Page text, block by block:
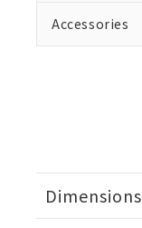
Accessories
Dimensions